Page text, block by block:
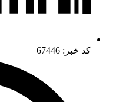
کد خبر: 67446